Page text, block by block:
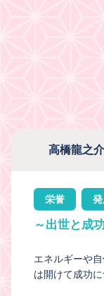
高橋龍之
栄誉
～出世と成
エネルギーや
は開けて成功